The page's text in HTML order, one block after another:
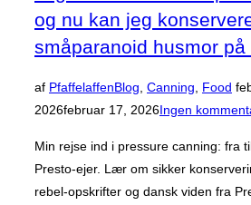
og nu kan jeg
småparanoid husmor på
af PfaffelaffenBlog, Canning, Food
d.
2026februar 17, 2026Ingen
Min rejse ind i pressure canning: fra
Presto‑ejer. Lær om sikker
rebel‑opskrifter og dansk viden fra